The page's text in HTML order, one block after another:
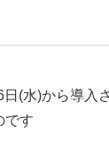
(水)から導入
です